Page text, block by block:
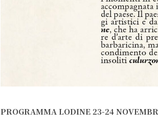
PROGRAMMA LODINE 23-24